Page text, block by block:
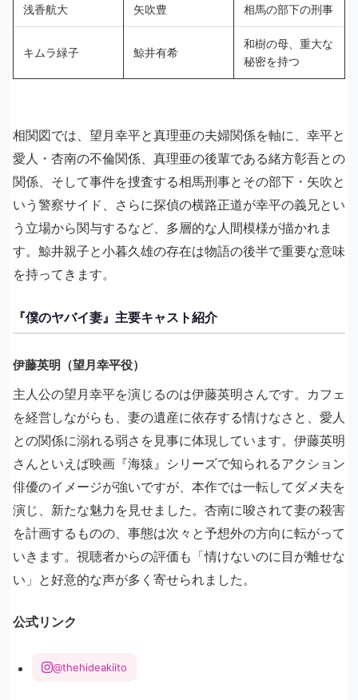
浅香航大 矢吹豊 相馬の部下の刑事
キムラ緑子 鯨井有希
和樹の母、重大な
秘密を持つ
相関図では、望月幸平と真理亜の夫婦関係を軸に、幸平と
愛人・杏南の不倫関係、真理亜の後輩である緒方彰吾との
関係、そして事件を捜査する相馬刑事とその部下・矢吹と
いう警察サイド、さらに探偵の横路正道が幸平の義兄とい
う立場から関与するなど、多層的な人間模様が描かれま
す。鯨井親子と小暮久雄の存在は物語の後半で重要な意味
を持ってきます。
『僕のヤバイ妻』主要キャスト紹介
伊藤英明（望月幸平役）
主人公の望月幸平を演じるのは伊藤英明さんです。カフェ
を経営しながらも、妻の遺産に依存する情けなさと、愛人
との関係に溺れる弱さを見事に体現しています。伊藤英明
さんといえば映画『海猿』シリーズで知られるアクション
俳優のイメージが強いですが、本作では一転してダメ夫を
演じ、新たな魅力を見せました。杏南に唆されて妻の殺害
を計画するものの、事態は次々と予想外の方向に転がって
いきます。視聴者からの評価も「情けないのに目が離せな
い」と好意的な声が多く寄せられました。
公式リンク
@thehideakiito